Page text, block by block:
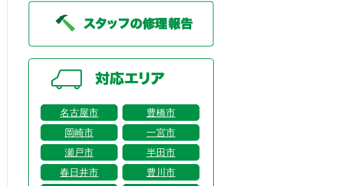
名古屋市
豊橋市
岡崎市
一宮市
瀬戸市
半田市
春日井市
豊川市